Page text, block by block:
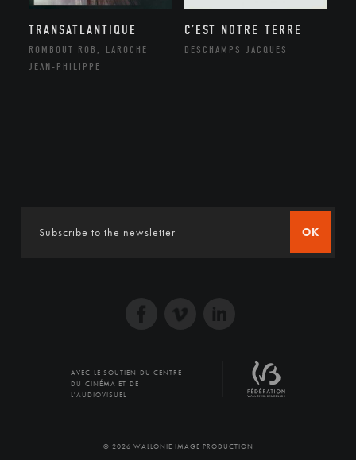
TRANSATLANTIQUE
ROMBOUT ROB, LAROCHE
JEAN-PHILIPPE
C’EST NOTRE TERRE
DESCHAMPS JACQUES
OK
AVEC LE SOUTIEN DU CENTRE
DU CINÉMA ET DE
L'AUDIOVISUEL
© 2026 WALLONIE IMAGE PRODUCTION